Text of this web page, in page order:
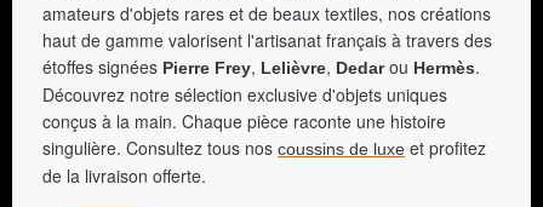
amateurs d'objets rares et de beaux textiles, nos créations
haut de gamme valorisent l'artisanat français à travers des
étoffes signées Pierre Frey, Lelièvre, Dedarou Hermès.
Découvrez notre sélection exclusive d'objets uniques
conçus à la main. Chaque pièce raconte une histoire
singulière. Consultez tous nos coussins de luxe et profitez
de la livraison offerte.